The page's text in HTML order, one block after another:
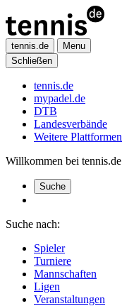
tennis.de
Menu
Schließen
tennis.de
mypadel.de
DTB
Landesverbände
Weitere Plattformen
Willkommen bei tennis.de
Suche
Suche nach:
Spieler
Turniere
Mannschaften
Ligen
Veranstaltungen